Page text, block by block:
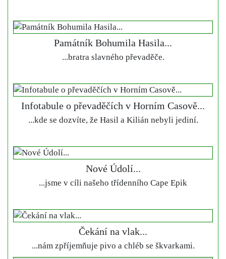
Památník Bohumila Hasila...
...bratra slavného převaděče.
Infotabule o převaděčích v Horním Casově...
...kde se dozvíte, že Hasil a Kilián nebyli jediní.
Nové Údolí...
...jsme v cíli našeho třídenního Cape Epik
Čekání na vlak...
...nám zpříjemňuje pivo a chléb se škvarkami.